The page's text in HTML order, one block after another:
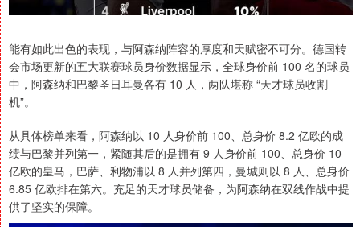
能有如此出色的表现，与阿森纳阵容的厚度和天赋密不可分。德国转
会市场更新的五大联赛球员身价数据显示，全球身价前 100 名的球员
中，阿森纳和巴黎圣日耳曼各有 10 人，两队堪称 “天才球员收割
机”。
从具体榜单来看，阿森纳以 10 人身价前 100、总身价 8.2 亿欧的成
绩与巴黎并列第一，紧随其后的是拥有 9 人身价前 100、总身价 10
亿欧的皇马，巴萨、利物浦以 8 人并列第四，曼城则以 8 人、总身价
6.85 亿欧排在第六。充足的天才球员储备，为阿森纳在双线作战中提
供了坚实的保障。